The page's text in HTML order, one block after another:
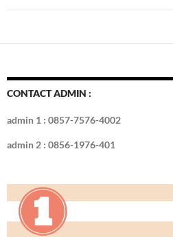
CONTACT ADMIN :
admin 1 : 0857-7576-4002
admin 2 : 0856-1976-401